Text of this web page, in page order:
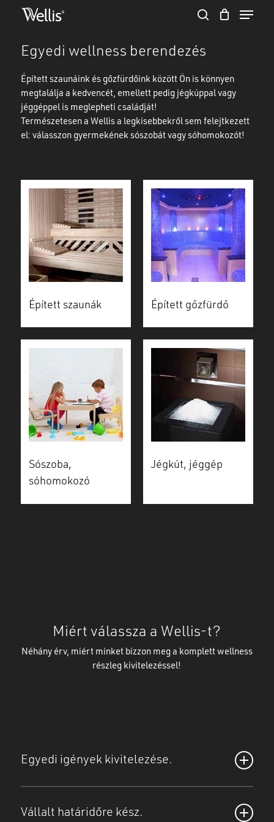
content
Menu
Egyedi wellness berendezés
Épített szaunáink és gőzfürdőink között Ön is könnyen
megtalálja a kedvencét, emellett pedig jégkúppal vagy
jéggéppel is meglepheti családját!
Természetesen a Wellis a legkisebbekről sem felejtkezett
el: válasszon gyermekének sószobát vagy sóhomokozót!
Épített szaunák Épített gőzfürdő
Sószoba,
sóhomokozó
Jégkút, jéggép
Miért válassza a Wellis-t?
Néhány érv, miért minket bízzon meg a komplett wellness
részleg kivitelezéssel!
Egyedi igények kivitelezése.
kivitelezve és úgy beépítve, felszerelve, ahogy Ön szeretné
Vállalt határidőre kész.